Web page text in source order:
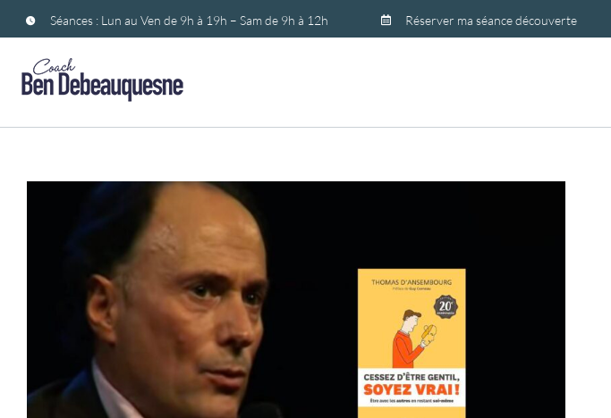
Passer
au
contenu
Séances : Lun au Ven de 9h à 19h – Sam de 9h à 12h Réserver ma séance découverte
Rester soi-même avec les autres
Développement personnel Livres Vidéos